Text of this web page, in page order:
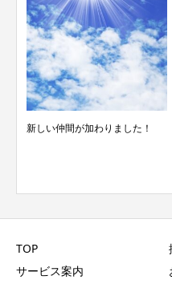
新しい仲間が加わりました！
TOP
サービス案内